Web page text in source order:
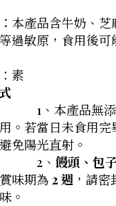
本產品含牛奶、芝
過敏原，食用後可
素
產品無添加
。若當日未食用
免陽光直射。
饅頭、包
味期為 2 週 ，請
。